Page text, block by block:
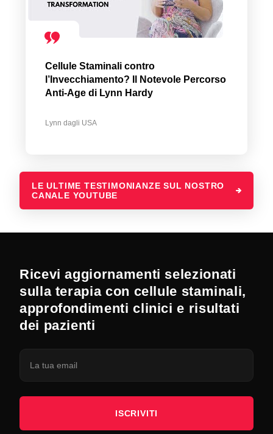
Cellule Staminali contro
l’Invecchiamento? Il Notevole Percorso
Anti-Age di Lynn Hardy
Lynn dagli USA
LE ULTIME TESTIMONIANZE SUL NOSTRO
CANALE YOUTUBE
Ricevi aggiornamenti selezionati
sulla terapia con cellule staminali,
approfondimenti clinici e risultati
dei pazienti
ISCRIVITI